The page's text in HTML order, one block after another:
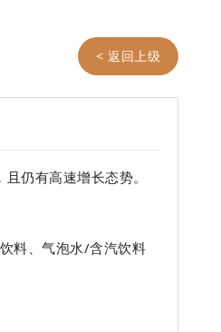
< 返回上级
仍有高速增长态势。
料、气泡水/含汽饮料